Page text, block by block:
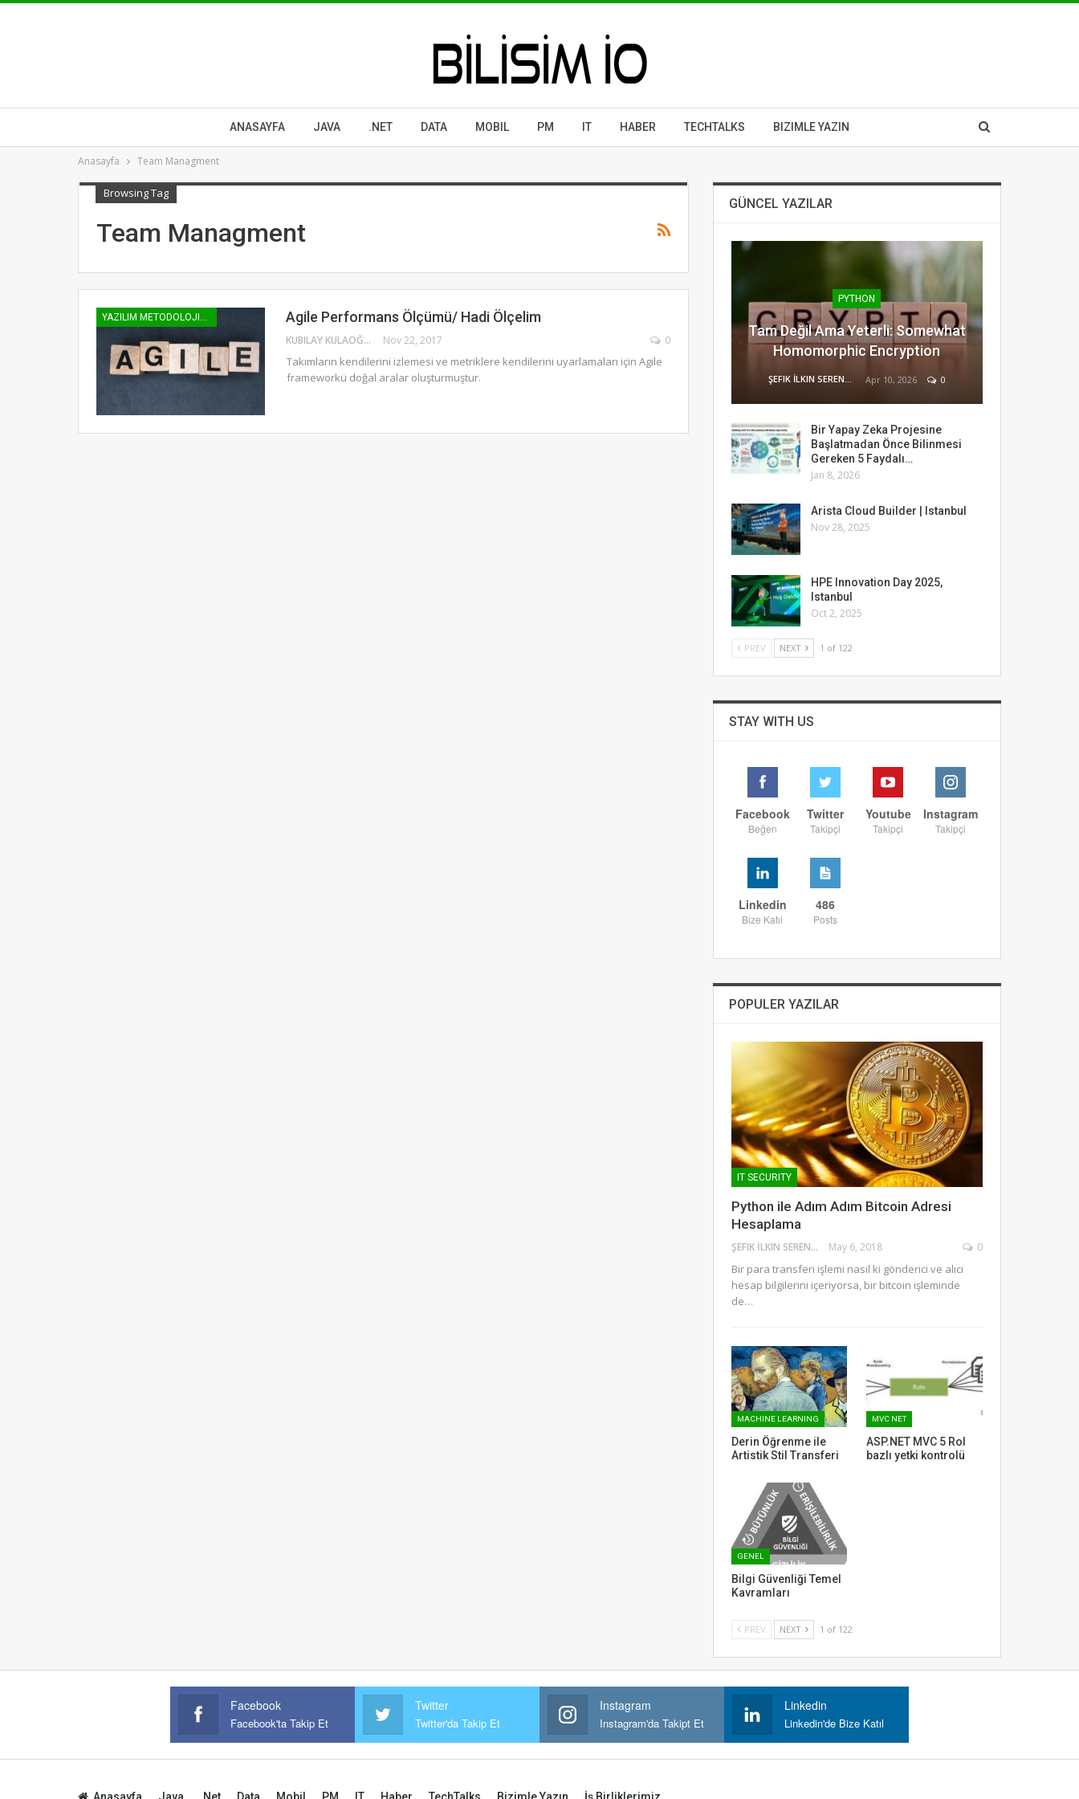
ANASAYFA JAVA .NET DATA MOBIL PM IT HABER TECHTALKS BIZIMLE YAZIN
Anasayfa Team Managment
Browsing Tag
Team Managment
Agile Performans Ölçümü/ Hadi Ölçelim
KUBILAY KULAOĞLU Nov 22, 2017 0
Takımların kendilerini izlemesi ve metriklere kendilerini uyarlamaları için Agile
frameworkü doğal aralar oluşturmuştur.
GÜNCEL YAZILAR
PYTHON
Tam Değil Ama Yeterli: Somewhat
Homomorphic Encryption
ŞEFIK İLKIN SERENGIL Apr 10, 2026 0
Bir Yapay Zeka Projesine
Başlatmadan Önce Bilinmesi
Gereken 5 Faydalı…
Jan 8, 2026
Arista Cloud Builder | Istanbul
Nov 28, 2025
HPE Innovation Day 2025,
Istanbul
Oct 2, 2025
PREV NEXT 1 of 122
STAY WITH US
Facebook
Beğen
Twitter
Takipçi
Youtube
Takipçi
Instagram
Takipçi
Linkedin
Bize Katıl
486
Posts
POPULER YAZILAR
IT SECURITY
Python ile Adım Adım Bitcoin Adresi
Hesaplama
ŞEFIK İLKIN SERENGIL May 6, 2018 0
Bir para transferi işlemi nasıl ki gönderici ve alıcı
hesap bilgilerini içeriyorsa, bir bitcoin işleminde
de…
MACHINE LEARNING
Derin Öğrenme ile
Artistik Stil Transferi
MVC NET
ASP.NET MVC 5 Rol
bazlı yetki kontrolü
GENEL
Bilgi Güvenliği Temel
Kavramları
PREV NEXT 1 of 122
Facebook
Facebook'ta Takip Et
Twitter
Twitter'da Takip Et
Instagram
Instagram'da Takipt Et
Linkedin
Linkedin'de Bize Katıl
Anasayfa Java .Net Data Mobil PM IT Haber TechTalks Bizimle Yazın İş Birliklerimiz